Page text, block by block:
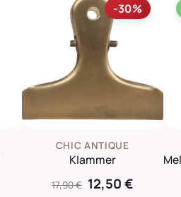
-30%
CHIC ANTIQUE
Klammer
17,90 € 12,50 €